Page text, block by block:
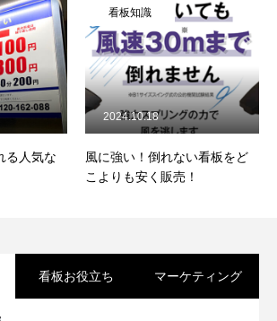
る人気な
看板知識
風に強い！倒れない看板をど
こよりも安く販売！
2024.10.18
看板お役立ち マーケティング